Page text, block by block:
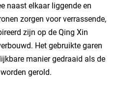
naast elkaar liggende en
zorgen voor verrassende,
zijn op de Qing Xin
Het gebruikte garen
manier gedraaid als de
gerold.